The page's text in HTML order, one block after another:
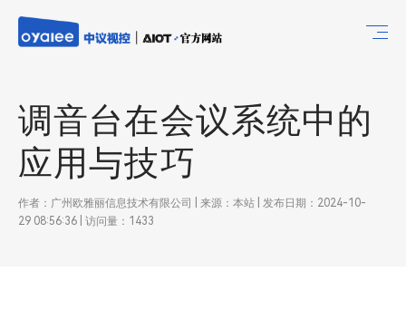
调音台在会议系统中的
应用与技巧
作者：广州欧雅丽信息技术有限公司 | 来源：本站 | 发布日期：2024-10-
29 08:56:36 | 访问量：1433